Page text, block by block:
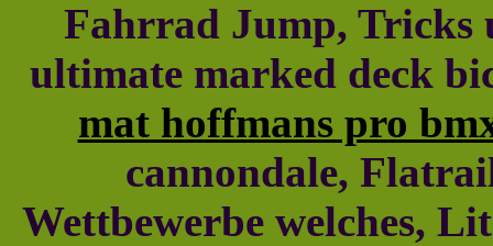
Fahrrad Jump, Tricks
ultimate marked deck
mat hoffmans pro
cannondale,
Wettbewerbe welches,